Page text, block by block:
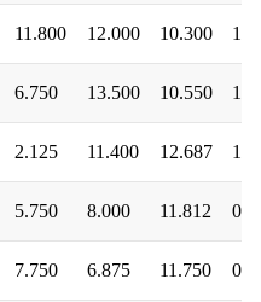
11.800 12.000 10.300
6.750 13.500 10.550
2.125 11.400 12.687
5.750 8.000 11.812
7.750 6.875 11.750